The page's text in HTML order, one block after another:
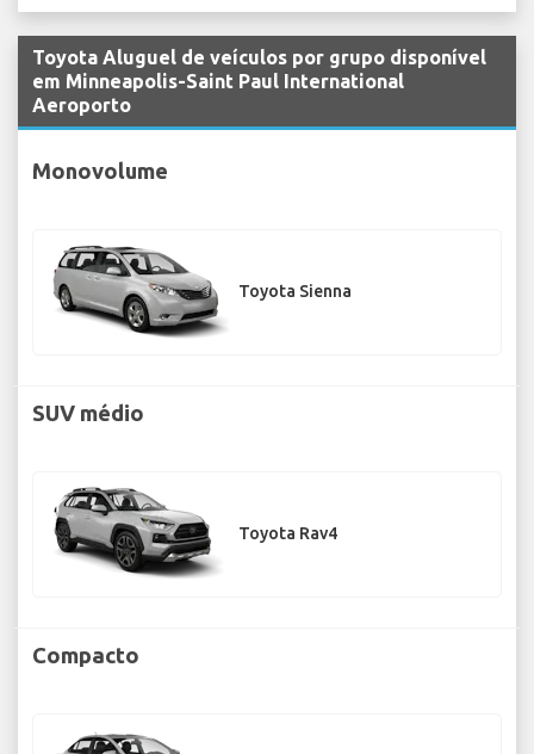
Toyota Aluguel de veículos por grupo disponível
em Minneapolis-Saint Paul International
Aeroporto
Monovolume
Toyota Sienna
SUV médio
Toyota Rav4
Compacto